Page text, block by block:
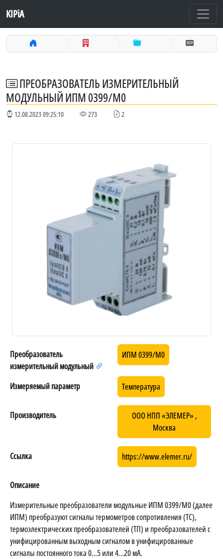
KIPiA
ПРЕОБРАЗОВАТЕЛЬ ИЗМЕРИТЕЛЬНЫЙ
МОДУЛЬНЫЙ ИПМ 0399/М0
12.08.2023 09:25:10 273 2
Преобразователь
измерительный модульный
ИПМ 0399/М0
Измеряемый параметр Температура
Производитель
ООО НПП «ЭЛЕМЕР» ,
Москва
Ссылка https://www.elemer.ru/
Описание
Измерительные преобразователи модульные ИПМ 0399/М0 (далее
ИПМ) преобразуют сигналы термометров сопротивления (ТС),
термоэлектрических преобразователей (ТП) и преобразователей с
унифицированным выходным сигналом в унифицированные
сигналы постоянного тока 0…5 или 4…20 мА.